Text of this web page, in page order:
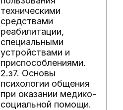
техническими
средствами
реабилитации,
специальными
устройствами и
приспособлениями.
2.з7. Основы
психологии общения
при оказании медико-
социальной помощи.